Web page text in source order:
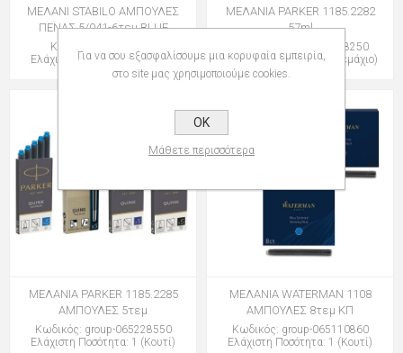
ΜΕΛΑΝΙ STABILO ΑΜΠΟΥΛΕΣ
ΠΕΝΑΣ 5/041-6τεμ BLUE
Κωδικός: 128005041
Ελάχιστη Ποσότητα: 1 (Κουτί)
ΜΕΛΑΝΙΑ PARKER 1185.2282
57ml
Κωδικός: group-065228250
Ελάχιστη Ποσότητα: 1 (Τεμάχιο)
ΜΕΛΑΝΙΑ PARKER 1185.2285
ΑΜΠΟΥΛΕΣ 5τεμ
Κωδικός: group-065228550
Ελάχιστη Ποσότητα: 1 (Κουτί)
ΜΕΛΑΝΙΑ WATERMAN 1108
ΑΜΠΟΥΛΕΣ 8τεμ ΚΠ
Κωδικός: group-065110860
Ελάχιστη Ποσότητα: 1 (Κουτί)
Για να σου εξασφαλίσουμε μια κορυφαία εμπειρία,
στο site μας χρησιμοποιούμε cookies.
OK
Μάθετε περισσότερα